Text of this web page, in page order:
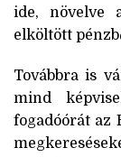
ide, növelve
elköltött
Továbbra is
mind
fogadóórát az